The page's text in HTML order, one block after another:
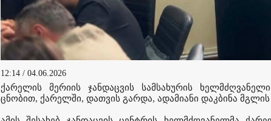
12:14 / 04.06.2026
ქარელის მერიის ჯანდაცვის სამსახურის
ცნობით, ქარელში, დათვის გარდა, ადამიანი დაკბინა